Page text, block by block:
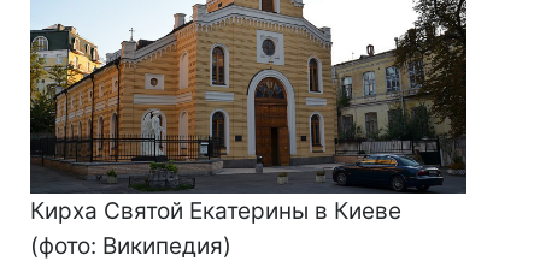
Кирха Святой Екатерины в Киеве
(фото: Википедия)